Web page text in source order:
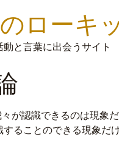
ローキ
と言葉に出会うサイト
が認識できるのは現象だ
ることのできる現象だ